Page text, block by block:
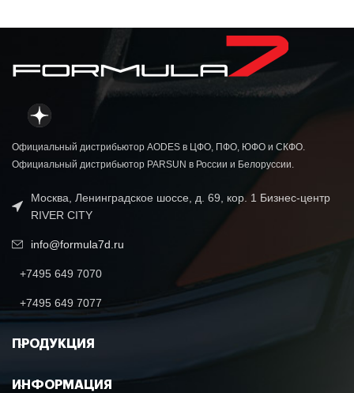
Официальный дистрибьютор AODES в ЦФО, ПФО, ЮФО и СКФО.
Официальный дистрибьютор PARSUN в России и Белоруссии.
Москва, Ленинградское шоссе, д. 69, кор. 1 Бизнес-центр
RIVER CITY
info@formula7d.ru
+7495 649 7070
+7495 649 7077
ПРОДУКЦИЯ
ИНФОРМАЦИЯ